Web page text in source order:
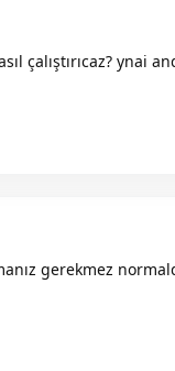
çalıştırıcaz? ynai
gerekmez